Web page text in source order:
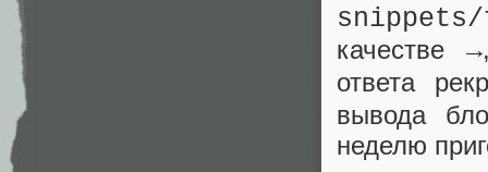
качестве →
ответа
вывода
неделю